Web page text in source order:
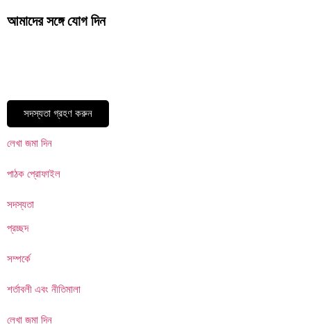
আমাদের সঙ্গে যোগ দিন
সদস্যতা গ্রহণ করুন
লেখা জমা দিন
পাঠক প্রোফাইল
সদস্যতা
প্রচ্ছদ
সম্পর্কে
শর্তাবলী এবং নীতিমালা
লেখা জমা দিন